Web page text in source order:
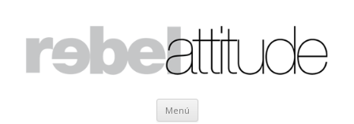
Menú Ir al contenido